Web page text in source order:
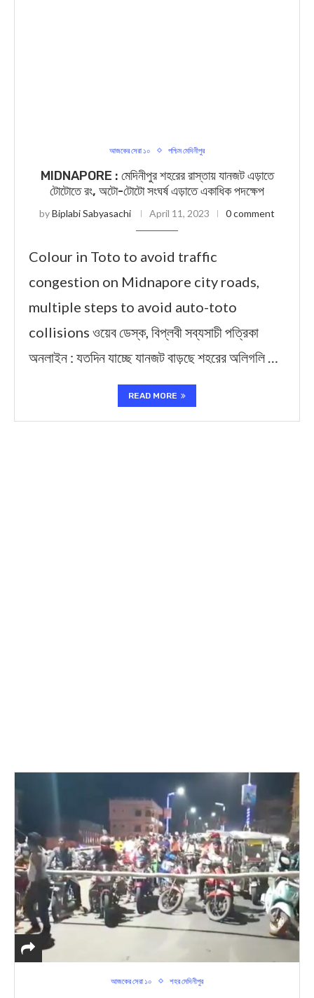
আজকের সেরা ১০ পশ্চিম মেদিনীপুর
MIDNAPORE : মেদিনীপুর শহরের রাস্তায় যানজট এড়াতে
টোটোতে রং, অটো-টোটো সংঘর্ষ এড়াতে একাধিক পদক্ষেপ
byBiplabi Sabyasachi April 11, 2023 0 comment
Colour in Toto to avoid traffic
congestion on Midnapore city roads,
multiple steps to avoid auto-toto
collisions ওয়েব ডেস্ক, বিপ্লবী সব্যসাচী পত্রিকা
অনলাইন : যতদিন যাচ্ছে যানজট বাড়ছে শহরের অলিগলি …
READ MORE
আজকের সেরা ১০ শহর মেদিনীপুর